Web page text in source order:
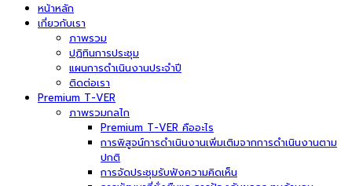
หน้าหลัก
เกี่ยวกับเรา
ภาพรวม
ปฏิทินการประชุม
แผนการดำเนินงานประจำปี
ติดต่อเรา
Premium T-VER
ภาพรวมกลไก
Premium T-VER คืออะไร
การพิสูจน์การดำเนินงานเพิ่มเติมจากการดำเนินงานตาม
ปกติ
การจัดประชุมรับฟังความคิดเห็น